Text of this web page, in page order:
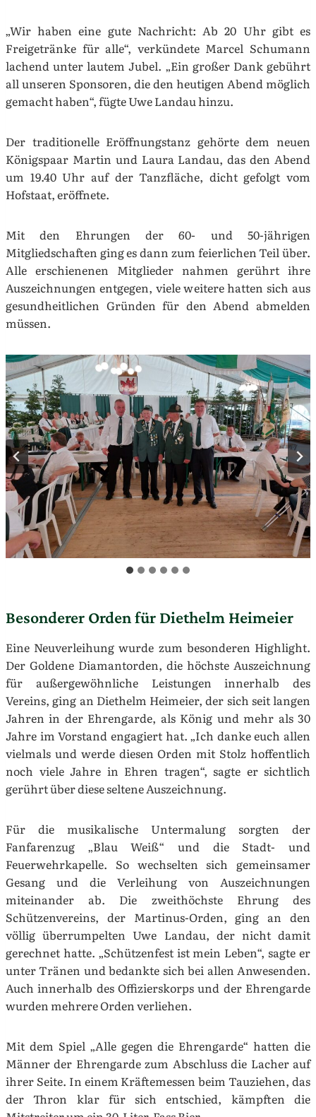
„Wir haben eine gute Nachricht: Ab 20 Uhr gibt es
Freigetränke für alle“, verkündete Marcel Schumann
lachend unter lautem Jubel. „Ein großer Dank gebührt
all unseren Sponsoren, die den heutigen Abend möglich
gemacht haben“, fügte Uwe Landau hinzu.
Der traditionelle Eröffnungstanz gehörte dem neuen
Königspaar Martin und Laura Landau, das den Abend
um 19.40 Uhr auf der Tanzfläche, dicht gefolgt vom
Hofstaat, eröffnete.
Mit den Ehrungen der 60- und 50-jährigen
Mitgliedschaften ging es dann zum feierlichen Teil über.
Alle erschienenen Mitglieder nahmen gerührt ihre
Auszeichnungen entgegen, viele weitere hatten sich aus
gesundheitlichen Gründen für den Abend abmelden
müssen.
Besonderer Orden für Diethelm Heimeier
Eine Neuverleihung wurde zum besonderen Highlight.
Der Goldene Diamantorden, die höchste Auszeichnung
für außergewöhnliche Leistungen innerhalb des
Vereins, ging an Diethelm Heimeier, der sich seit langen
Jahren in der Ehrengarde, als König und mehr als 30
Jahre im Vorstand engagiert hat. „Ich danke euch allen
vielmals und werde diesen Orden mit Stolz hoffentlich
noch viele Jahre in Ehren tragen“, sagte er sichtlich
gerührt über diese seltene Auszeichnung.
Für die musikalische Untermalung sorgten der
Fanfarenzug „Blau Weiß“ und die Stadt- und
Feuerwehrkapelle. So wechselten sich gemeinsamer
Gesang und die Verleihung von Auszeichnungen
miteinander ab. Die zweithöchste Ehrung des
Schützenvereins, der Martinus-Orden, ging an den
völlig überrumpelten Uwe Landau, der nicht damit
gerechnet hatte. „Schützenfest ist mein Leben“, sagte er
unter Tränen und bedankte sich bei allen Anwesenden.
Auch innerhalb des Offizierskorps und der Ehrengarde
wurden mehrere Orden verliehen.
Mit dem Spiel „Alle gegen die Ehrengarde“ hatten die
Männer der Ehrengarde zum Abschluss die Lacher auf
ihrer Seite. In einem Kräftemessen beim Tauziehen, das
der Thron klar für sich entschied, kämpften die